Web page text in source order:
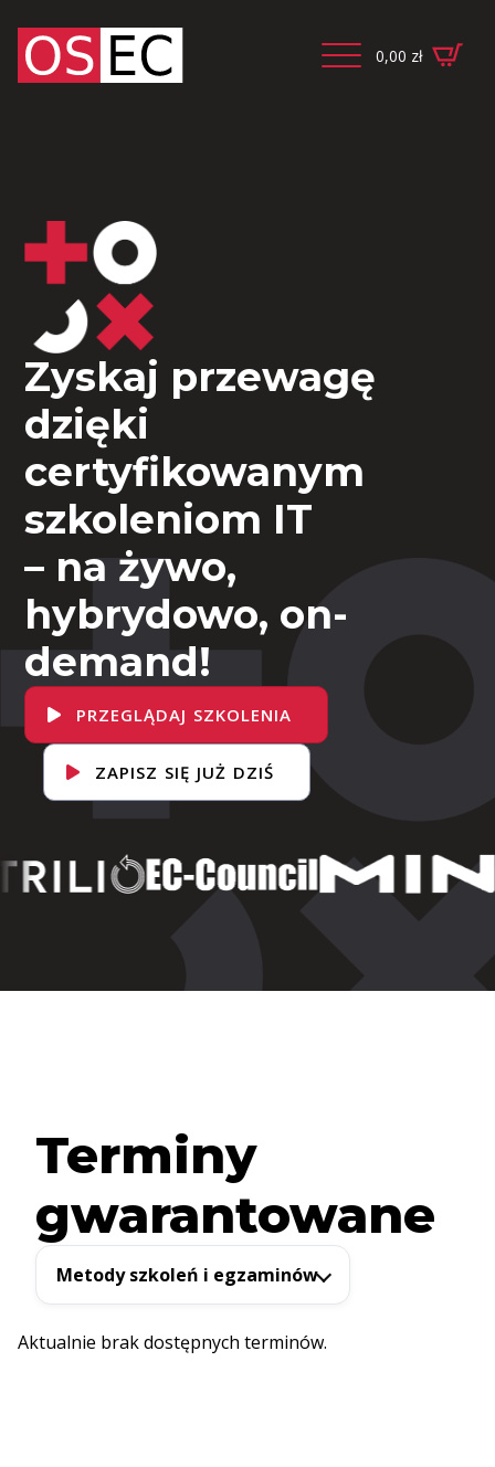
0,00 zł
Zyskaj przewagę
dzięki
certyfikowanym
szkoleniom IT
– na żywo,
hybrydowo, on-
demand!
PRZEGLĄDAJ SZKOLENIA
ZAPISZ SIĘ JUŻ DZIŚ
Terminy
gwarantowane
Metody szkoleń i egzaminów
Aktualnie brak dostępnych terminów.